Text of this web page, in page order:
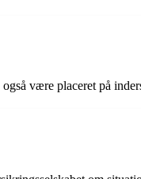
være placeret på